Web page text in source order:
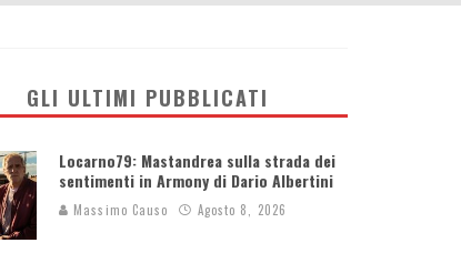
GLI ULTIMI PUBBLICATI
Locarno79: Mastandrea sulla strada dei
sentimenti in Armony di Dario Albertini
Massimo Causo Agosto 8, 2026